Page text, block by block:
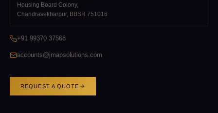
Housing Board Colony,
Chandrasekharpur, BBSR 751016
+91 99370 37568
accounts@jmapsolutions.com
REQUEST A QUOTE